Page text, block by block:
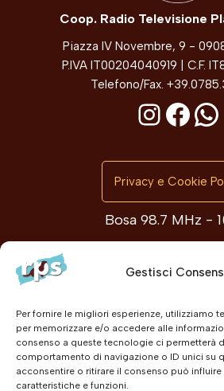
Gestisci
Per fornire le migliori esperienze, utilizziamo
per memorizzare e/o accedere alle
consenso a queste tecnologie ci permetterà
comportamento di navigazione o ID unici su
acconsentire o ritirare il consenso può
caratteristiche e funzioni.
Coop. Radio Televisione
Piazza IV Novembre, 9 -
P.IVA IT00204040919 | C.F.
Telefono/Fax.
Privacy e Cookie
Bosa 98.7 MHz -
Planargia e Montiferru